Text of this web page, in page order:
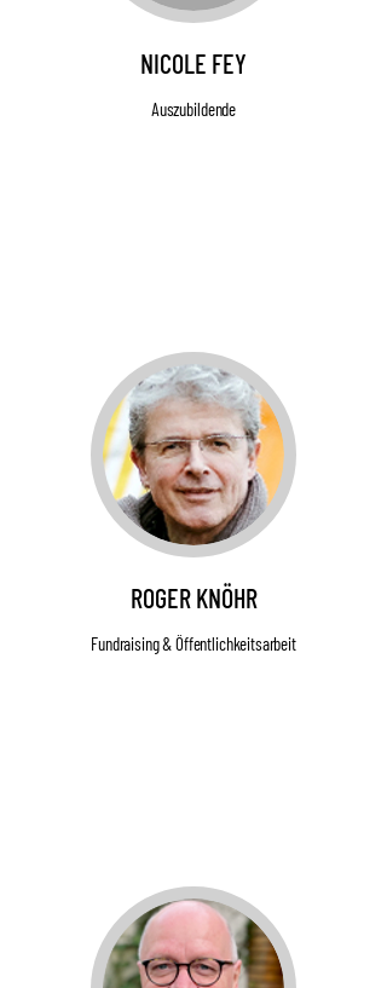
NICOLE FEY
Auszubildende
ROGER KNÖHR
Fundraising & Öffentlichkeitsarbeit